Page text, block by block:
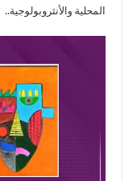
المحلية والأنثروبولوجية..